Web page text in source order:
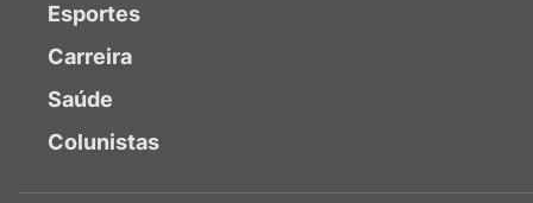
Esportes
Carreira
Saúde
Colunistas